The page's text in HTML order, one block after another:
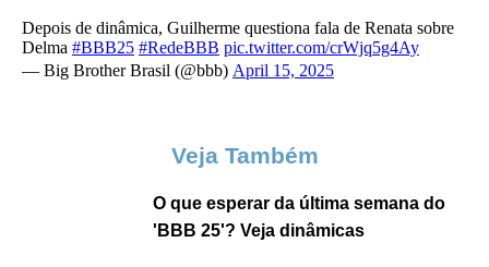
Depois de dinâmica, Guilherme questiona fala de Renata sobre
Delma #BBB25 #RedeBBB pic.twitter.com/crWjq5g4Ay
— Big Brother Brasil (@bbb) April 15, 2025
Veja Também
O que esperar da última semana do
'BBB 25'? Veja dinâmicas